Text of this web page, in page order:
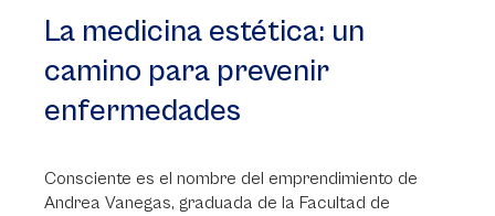
La medicina estética: un
camino para prevenir
enfermedades
Consciente es el nombre del emprendimiento de
Andrea Vanegas, graduada de la Facultad de